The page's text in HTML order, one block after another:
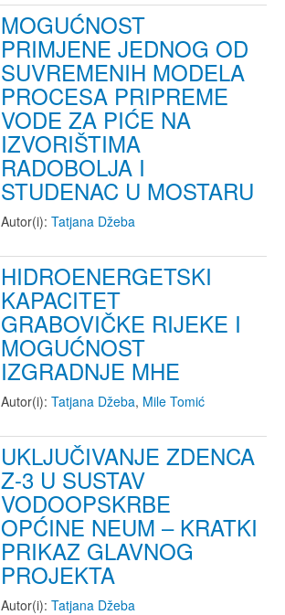
MOGUĆNOST
PRIMJENE JEDNOG OD
SUVREMENIH MODELA
PROCESA PRIPREME
VODE ZA PIĆE NA
IZVORIŠTIMA
RADOBOLJA I
STUDENAC U MOSTARU
Autor(i): Tatjana Džeba
HIDROENERGETSKI
KAPACITET
GRABOVIČKE RIJEKE I
MOGUĆNOST
IZGRADNJE MHE
Autor(i): Tatjana Džeba, Mile Tomić
UKLJUČIVANJE ZDENCA
Z-3 U SUSTAV
VODOOPSKRBE
OPĆINE NEUM – KRATKI
PRIKAZ GLAVNOG
PROJEKTA
Autor(i): Tatjana Džeba